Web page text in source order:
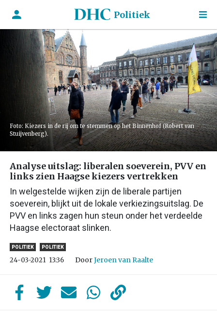
Politiek
Foto: Kiezers in de rij om te stemmen op het Binnenhof (Robert van
Stuijvenberg).
Analyse uitslag: liberalen soeverein, PVV en
links zien Haagse kiezers vertrekken
In welgestelde wijken zijn de liberale partijen
soeverein, blijkt uit de lokale verkiezingsuitslag. De
PVV en links zagen hun steun onder het verdeelde
Haagse electoraat slinken.
POLITIEK POLITIEK
24-03-2021 13:36 DoorJeroen van Raalte